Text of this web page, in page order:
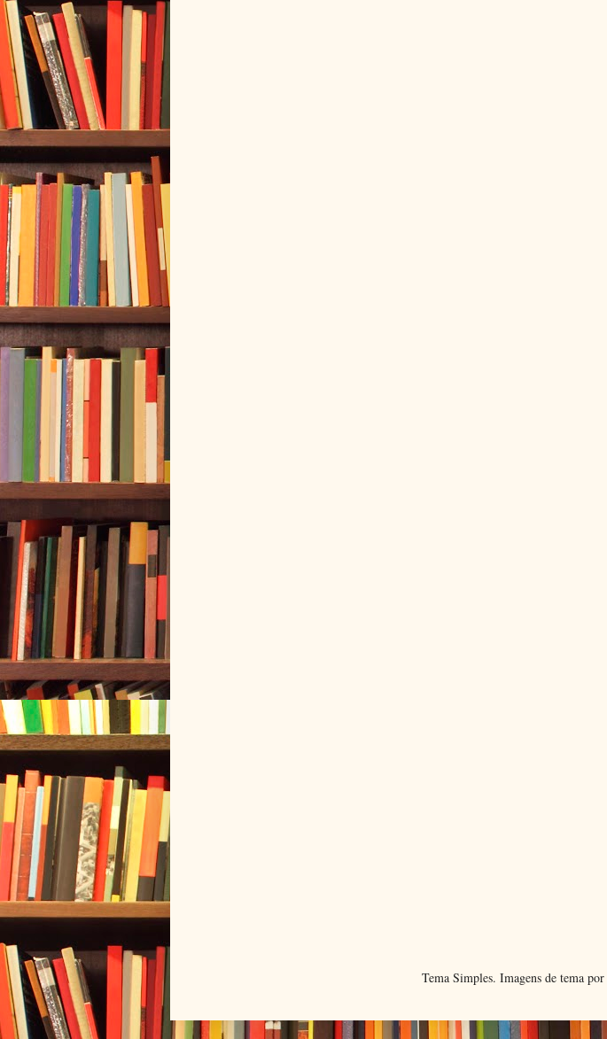
Tema Simples. Imagens de tema por